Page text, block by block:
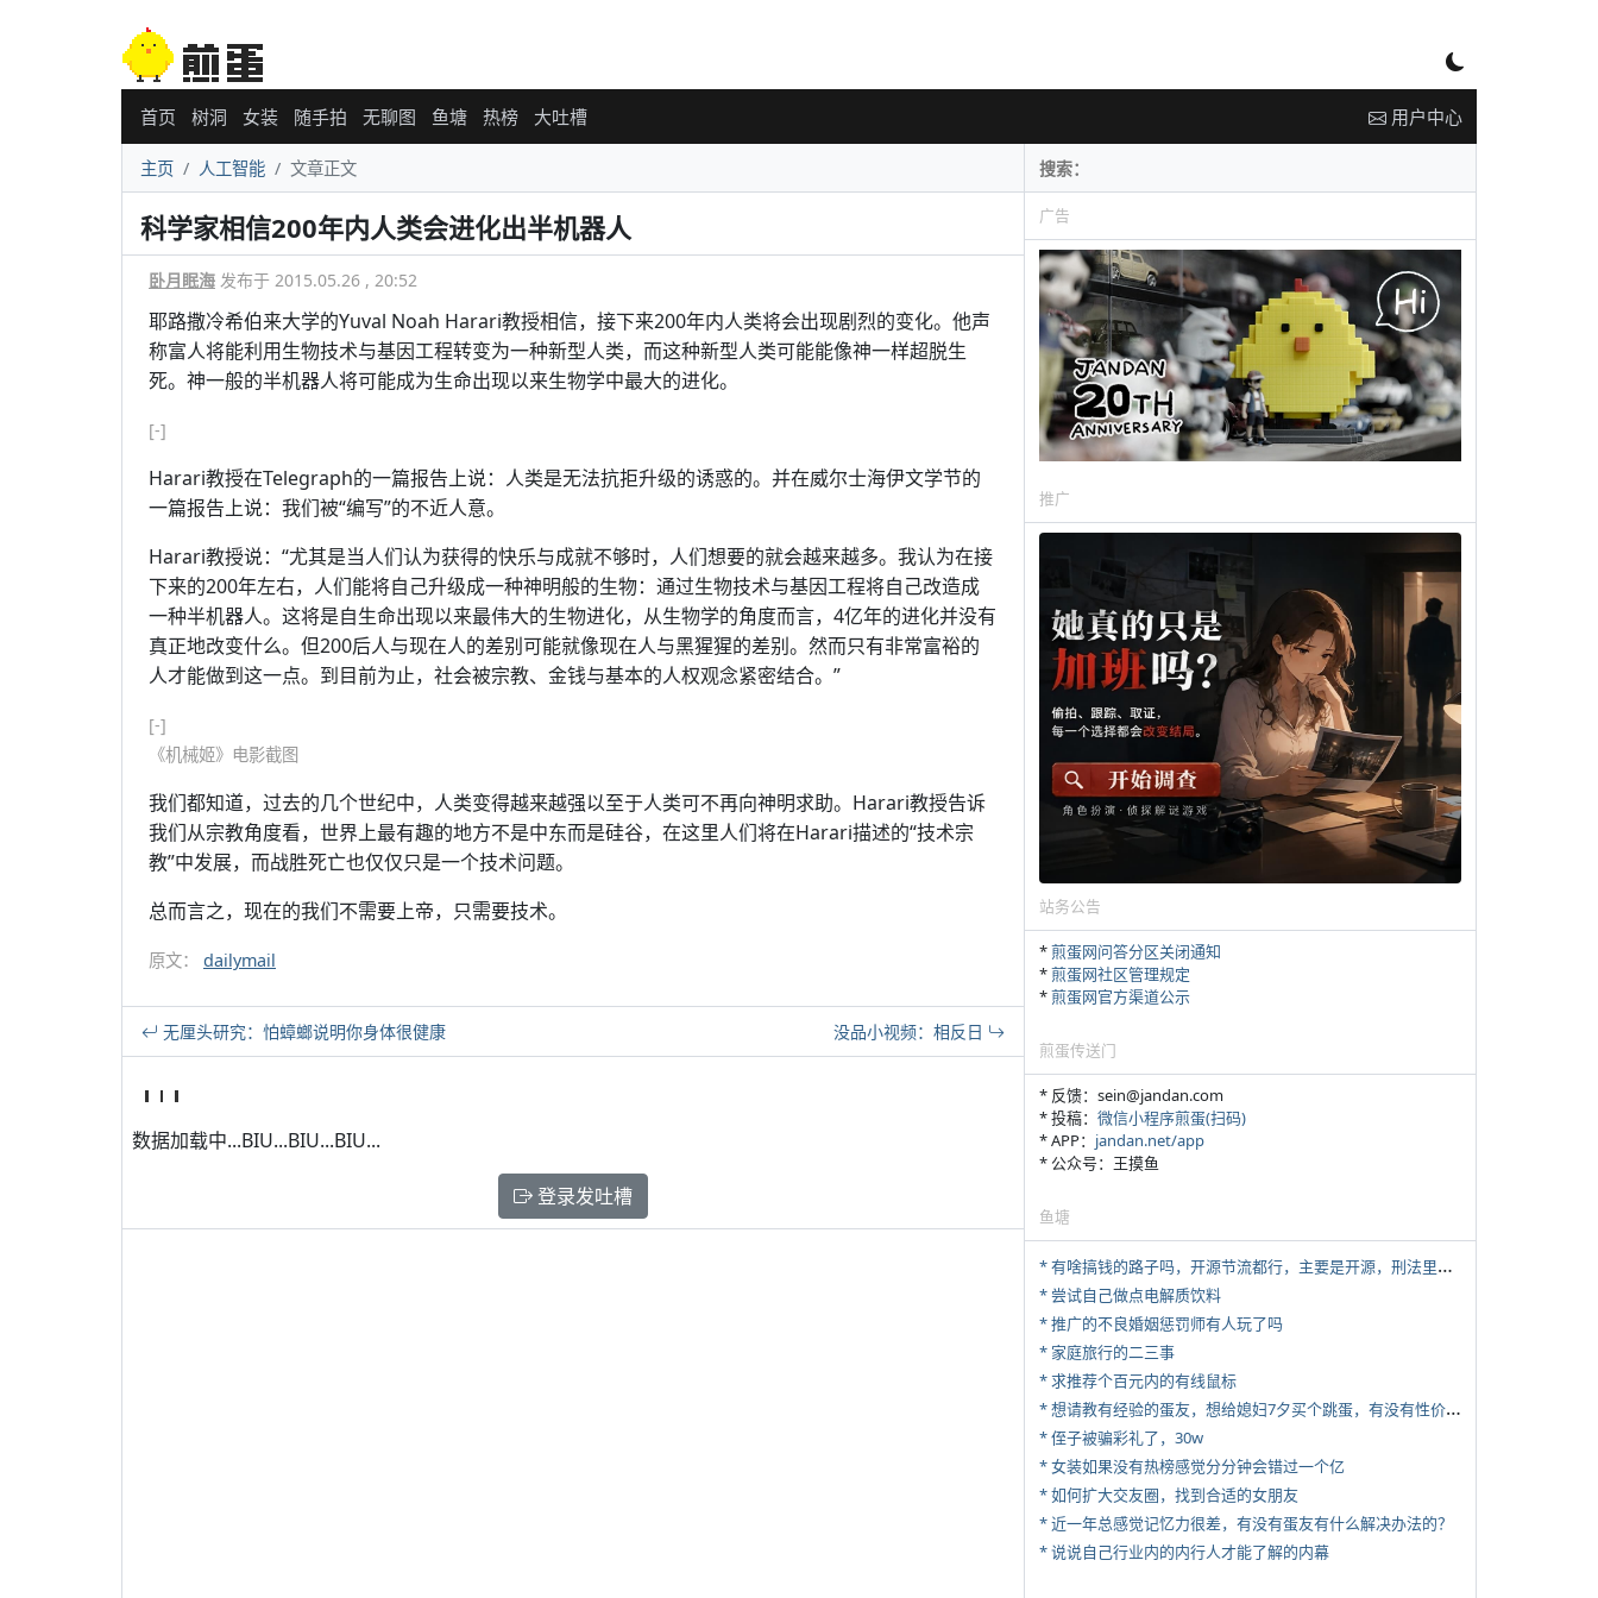
首页 树洞 女装 随手拍 无聊图 鱼塘 热榜 大吐槽 用户中心
主页 人工智能 文章正文
科学家相信200年内人类会进化出半机器人
卧月眠海 发布于 2015.05.26 , 20:52
耶路撒冷希伯来大学的Yuval Noah Harari教授相信，接下来200年内人类将会出现剧烈的变化。他声
称富人将能利用生物技术与基因工程转变为一种新型人类，而这种新型人类可能能像神一样超脱生
死。神一般的半机器人将可能成为生命出现以来生物学中最大的进化。
[-]
Harari教授在Telegraph的一篇报告上说：人类是无法抗拒升级的诱惑的。并在威尔士海伊文学节的
一篇报告上说：我们被“编写”的不近人意。
Harari教授说：“尤其是当人们认为获得的快乐与成就不够时，人们想要的就会越来越多。我认为在接
下来的200年左右，人们能将自己升级成一种神明般的生物：通过生物技术与基因工程将自己改造成
一种半机器人。这将是自生命出现以来最伟大的生物进化，从生物学的角度而言，4亿年的进化并没有
真正地改变什么。但200后人与现在人的差别可能就像现在人与黑猩猩的差别。然而只有非常富裕的
人才能做到这一点。到目前为止，社会被宗教、金钱与基本的人权观念紧密结合。”
[-]
《机械姬》电影截图
我们都知道，过去的几个世纪中，人类变得越来越强以至于人类可不再向神明求助。Harari教授告诉
我们从宗教角度看，世界上最有趣的地方不是中东而是硅谷，在这里人们将在Harari描述的“技术宗
教”中发展，而战胜死亡也仅仅只是一个技术问题。
总而言之，现在的我们不需要上帝，只需要技术。
原文： dailymail
无厘头研究：怕蟑螂说明你身体很健康 没品小视频：相反日
数据加载中...BIU...BIU...BIU...
登录发吐槽
广告
推广
站务公告
*煎蛋网问答分区关闭通知
*煎蛋网社区管理规定
*煎蛋网官方渠道公示
煎蛋传送门
* 反馈：sein@jandan.com
* 投稿： 微信小程序煎蛋(扫码)
* APP： jandan.net/app
* 公众号：王摸鱼
鱼塘
*
有啥搞钱的路子吗，开源节流都行，主要是开源，刑法里的咱不做
* 尝试自己做点电解质饮料
* 推广的不良婚姻惩罚师有人玩了吗
* 家庭旅行的二三事
* 求推荐个百元内的有线鼠标
*
想请教有经验的蛋友，想给媳妇7夕买个跳蛋，有没有性价比高的推荐
* 侄子被骗彩礼了，30w
* 女装如果没有热榜感觉分分钟会错过一个亿
* 如何扩大交友圈，找到合适的女朋友
* 近一年总感觉记忆力很差，有没有蛋友有什么解决办法的？
* 说说自己行业内的内行人才能了解的内幕